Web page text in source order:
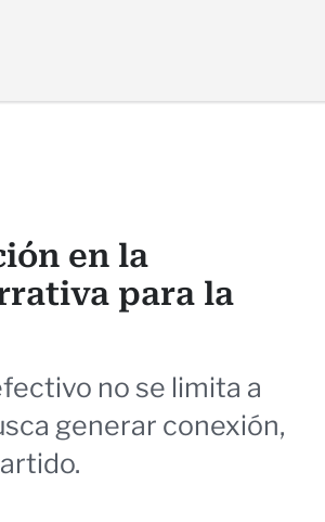
en la
para la
no se limita a
generar conexión,